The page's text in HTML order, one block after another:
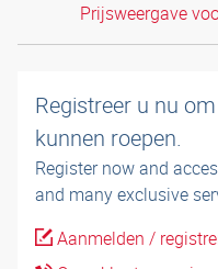
Prijsweergave
Registreer u nu
kunnen roepen.
Register now and
and many exclusive
Aanmelden /